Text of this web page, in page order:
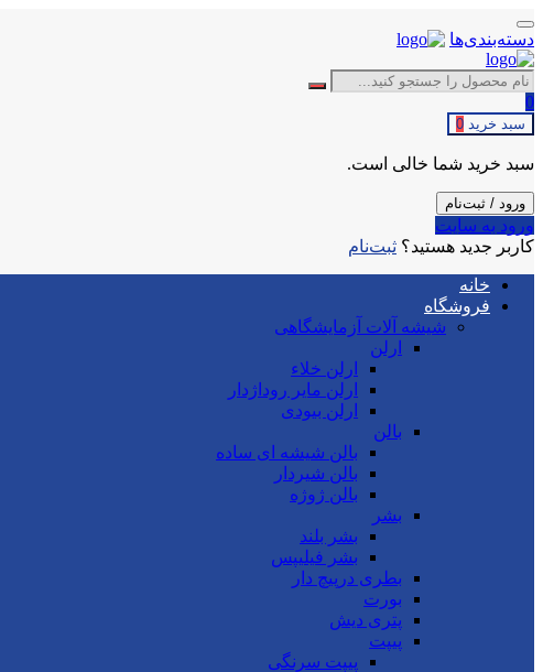
دسته‌بندی‌ها
0
سبد خرید 0
سبد خرید شما خالی است.
ورود / ثبت‌نام
ورود به سایت
کاربر جدید هستید؟ ثبت‌نام
خانه
فروشگاه
شیشه آلات آزمایشگاهی
ارلن
ارلن خلاء
ارلن مایر روداژدار
ارلن بیودی
بالن
بالن شیشه ای ساده
بالن شیردار
بالن ژوژه
بشر
بشر بلند
بشر فیلیپس
بطری درپیچ دار
بورت
پتری دیش
پیپت
پیپت سرنگی